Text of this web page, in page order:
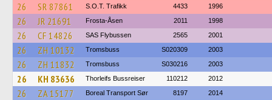
26 SR 87861 S.O.T. Trafikk 4433 1996
26 JR 21691 Frosta-Åsen 2011 1998
26 CF 14826 SAS Flybussen 2565 2001
26 ZH 10132 Tromsbuss S020309 2003
26 ZH 11832 Tromsbuss S030216 2003
26 KH 83636 Thorleifs Bussreiser 110212 2012
26 ZA 15177 Boreal Transport Sør 8197 2014